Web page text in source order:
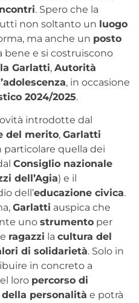
. Spero che la
non soltanto un luogo
ma anche un posto
bene e si costruiscono
Garlatti, Autorità
, in occasione
2024/2025.
introdotte dal
del merito, Garlatti
quella dei
Consiglio nazionale
dell’Agia) e il
dell’educazione civica.
Garlatti auspica che
uno strumento per
e ragazzi la cultura del
di solidarietà. Solo in
in concreto a
loro percorso di
personalità e potrà